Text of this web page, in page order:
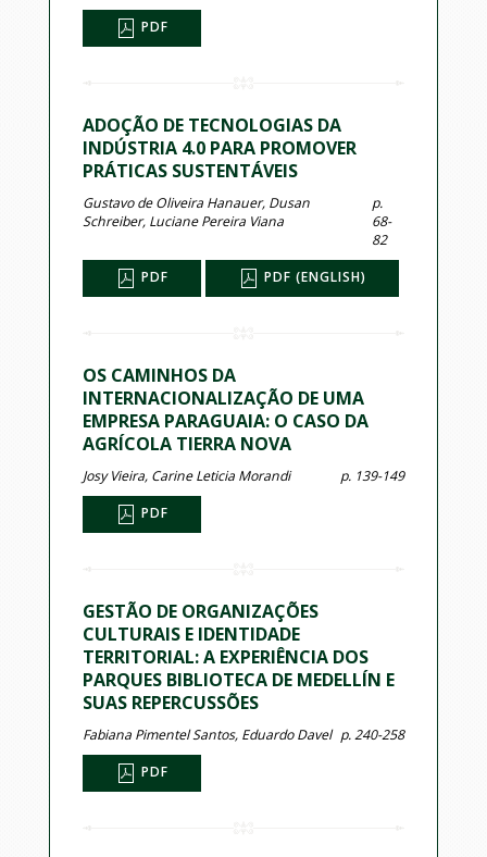
PDF
ADOÇÃO DE TECNOLOGIAS DA
INDÚSTRIA 4.0 PARA PROMOVER
PRÁTICAS SUSTENTÁVEIS
Gustavo de Oliveira Hanauer, Dusan
Schreiber, Luciane Pereira Viana
p.
68-
82
PDF PDF (ENGLISH)
OS CAMINHOS DA
INTERNACIONALIZAÇÃO DE UMA
EMPRESA PARAGUAIA: O CASO DA
AGRÍCOLA TIERRA NOVA
Josy Vieira, Carine Leticia Morandi p. 139-149
PDF
GESTÃO DE ORGANIZAÇÕES
CULTURAIS E IDENTIDADE
TERRITORIAL: A EXPERIÊNCIA DOS
PARQUES BIBLIOTECA DE MEDELLÍN E
SUAS REPERCUSSÕES
Fabiana Pimentel Santos, Eduardo Davel p. 240-258
PDF